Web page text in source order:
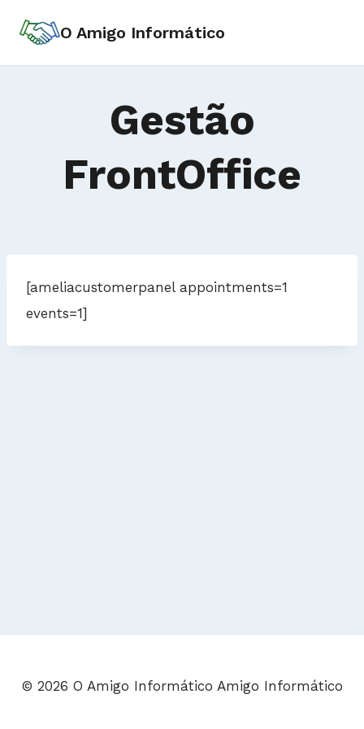
content
O Amigo Informático
Gestão
FrontOffice
[ameliacustomerpanel appointments=1
events=1]
© 2026 O Amigo Informático Amigo Informático